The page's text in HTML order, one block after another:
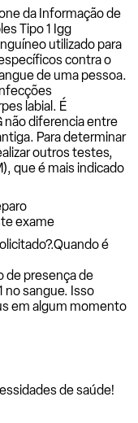
da Informação de
Tipo 1 Igg
utilizado para
contra o
de uma pessoa.
labial. É
não diferencia entre
Para determinar
outros testes,
que é mais indicado
exame
Quando é
de presença de
no sangue. Isso
em algum momento
de saúde!